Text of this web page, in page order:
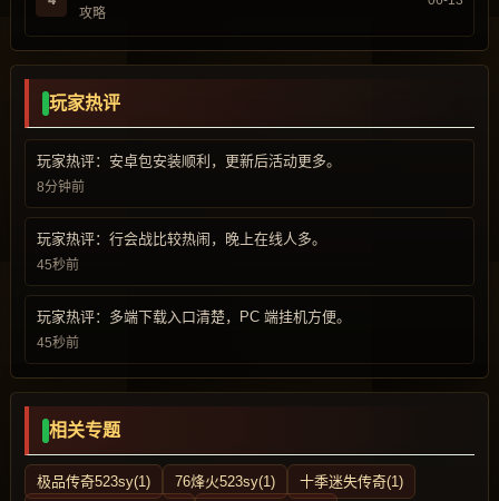
攻略
玩家热评
玩家热评：安卓包安装顺利，更新后活动更多。
8分钟前
玩家热评：行会战比较热闹，晚上在线人多。
45秒前
玩家热评：多端下载入口清楚，PC 端挂机方便。
45秒前
相关专题
极品传奇523sy(1) 76烽火523sy(1)
十季迷失传奇(1)